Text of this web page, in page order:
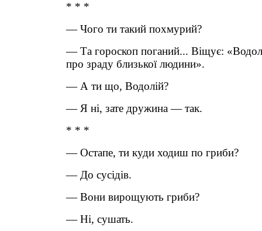
* * *
— Чого ти такий похмурий?
— Та гороскоп поганий... Віщує:
про зраду близької людини».
— А ти що, Водолій?
— Я ні, зате дружина — так.
* * *
— Остапе, ти куди ходиш по гриби?
— До сусідів.
— Вони вирощують гриби?
— Ні, сушать.